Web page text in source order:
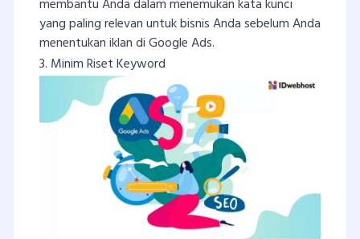
membantu Anda dalam menemukan kata kunci
yang paling relevan untuk bisnis Anda sebelum Anda
menentukan iklan di Google Ads.
3. Minim Riset Keyword